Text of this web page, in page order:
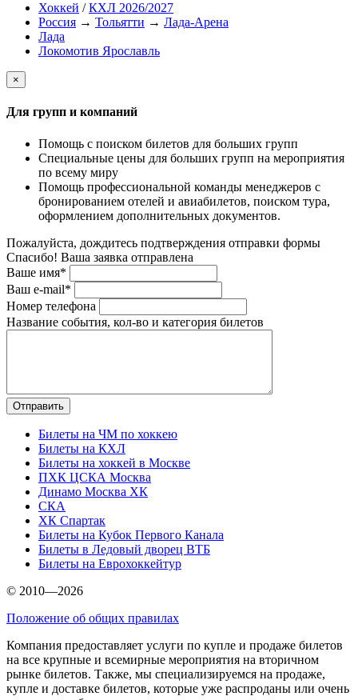
Хоккей /КХЛ 2026/2027
Россия → Тольятти → Лада-Арена
Лада
Локомотив Ярославль
×
Для групп и компаний
Помощь с поиском билетов для больших групп
Специальные цены для больших групп на мероприятия
по всему миру
Помощь профессиональной команды менеджеров с
бронированием отелей и авиабилетов, поиском тура,
оформлением дополнительных документов.
Пожалуйста, дождитесь подтверждения отправки формы
Спасибо! Ваша заявка отправлена
Ваше имя*
Ваш e-mail*
Номер телефона
Название события, кол-во и категория билетов
Билеты на ЧМ по хоккею
Билеты на КХЛ
Билеты на хоккей в Москве
ПХК ЦСКА Москва
Динамо Москва ХК
СКА
ХК Спартак
Билеты на Кубок Первого Канала
Билеты в Ледовый дворец ВТБ
Билеты на Еврохоккейтур
© 2010—2026
Положение об общих правилах
Компания предоставляет услуги по купле и продаже билетов
на все крупные и всемирные мероприятия на вторичном
рынке билетов. Также, мы специализируемся на продаже,
купле и доставке билетов, которые уже распроданы или очень